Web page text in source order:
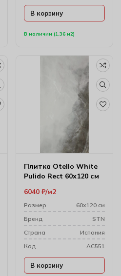
В наличии (1.36 м2)
В корзину
Плитка Otello White
Pulido Rect 60х120 см
6040 ₽ м2
Размер
60х120 см
Бренд
STN
Cтрана
Испания
Код
AC551
В корзину